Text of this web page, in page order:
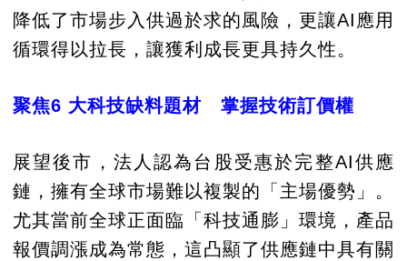
降低了市場步入供過於求的風險，更讓AI應用
循環得以拉長，讓獲利成長更具持久性。
聚焦6 大科技缺料題材 掌握技術訂價權
展望後市，法人認為台股受惠於完整AI供應
鏈，擁有全球市場難以複製的「主場優勢」。
尤其當前全球正面臨「科技通膨」環境，產品
報價調漲成為常態，這凸顯了供應鏈中具有關